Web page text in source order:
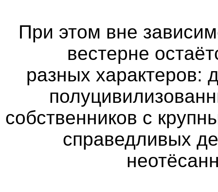
При этом вне
вестерне
разных характеров:
собственников с
справедливых